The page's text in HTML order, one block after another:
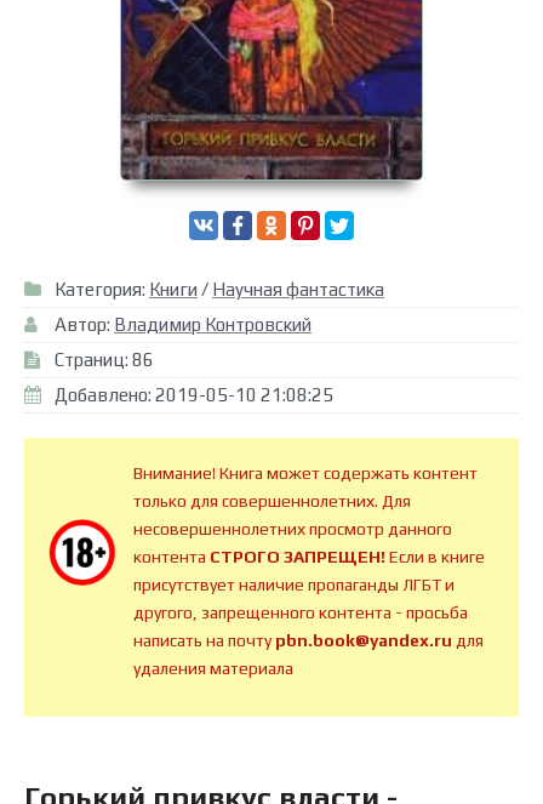
Категория: Книги / Научная фантастика
Автор: Владимир Контровский
Страниц: 86
Добавлено: 2019-05-10 21:08:25
Внимание! Книга может содержать контент
только для совершеннолетних. Для
несовершеннолетних просмотр данного
контента СТРОГО ЗАПРЕЩЕН!Если в книге
присутствует наличие пропаганды ЛГБТ и
другого, запрещенного контента - просьба
написать на почтуpbn.book@yandex.ru для
удаления материала
Горький привкус власти -